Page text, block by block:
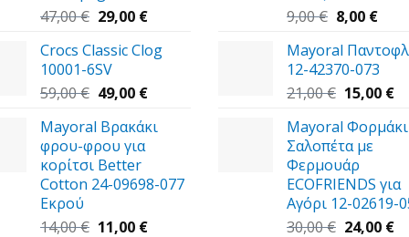
47,00€ Original
was:
47,00 €.
29,00 €Η
τιμή
29,00 €.
Crocs Classic Clog
10001-6SV
59,00€ Original
was:
59,00 €.
49,00 €Η
τιμή
Mayoral Βρακάκι
φρου-φρου για
κορίτσι Better
Cotton 24-09698-077
Εκρού
14,00€ Original
11,00 €Η
9,00€ Original
was:
9,00 €.
8,00 €Η
τιμή
8,00
Mayoral
12-42370-073
21,00€ Original
was:
21,00 €.
15,00 €Η
Mayoral Φορμάκι
Σαλοπέτα με
Φερμουάρ
ECOFRIENDS για
Αγόρι 12-02619-
30,00€ Original
24,00 €Η